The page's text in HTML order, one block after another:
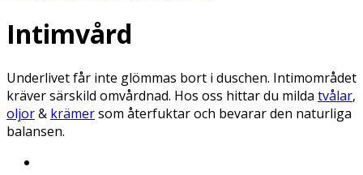
Intimvård
Underlivet får inte glömmas bort i duschen. Intimområdet
kräver särskild omvårdnad. Hos oss hittar du milda tvålar,
oljor& krämersom återfuktar och bevarar den naturliga
balansen.